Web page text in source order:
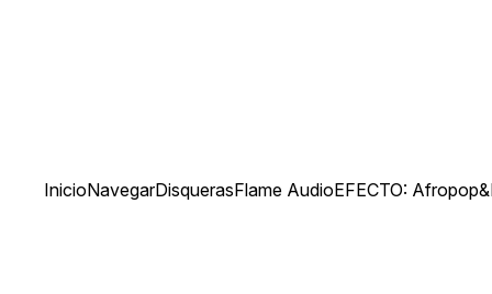
InicioNavegarDisquerasFlame AudioEFECTO: